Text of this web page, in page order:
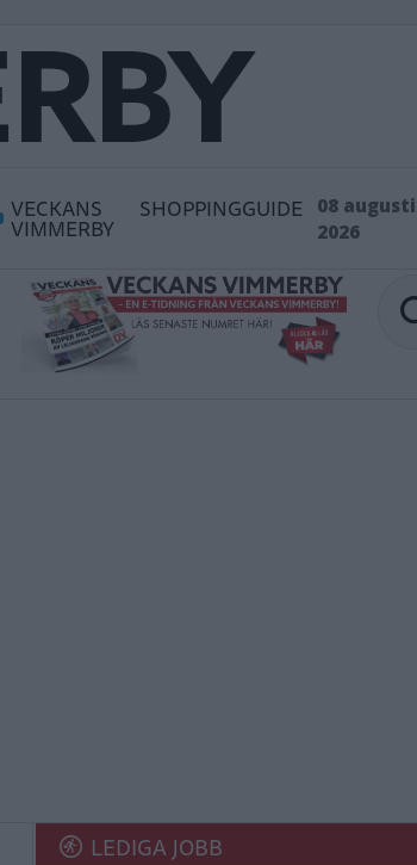
VECKANS
VIMMERBY
SHOPPINGGUIDE
08 augusti
2026
LEDIGA JOBB